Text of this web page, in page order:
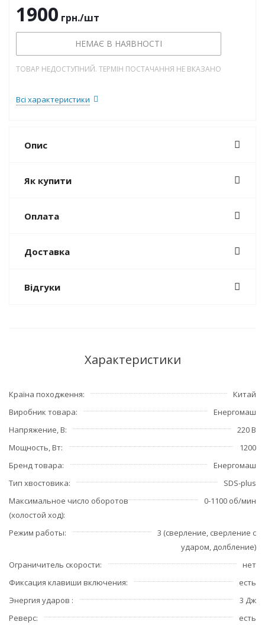
1900 грн./шт
НЕМАЄ В НАЯВНОСТІ
ТОВАР НЕДОСТУПНИЙ. ТЕРМІН ПОСТАЧАННЯ НЕ ВКАЗАНО
Всі характеристики
Опис
Як купити
Оплата
Доставка
Відгуки
Характеристики
Країна походження
Китай
Виробник товара
Енергомаш
Напряжение, В
220 В
Мощность, Вт
1200
Бренд товара
Енергомаш
Тип хвостовика
SDS-plus
Максимальное число оборотов
(холостой ход)
0-1100 об/мин
Режим работы
3 (сверление, сверление с
ударом, долбление)
Ограничитель скорости
нет
Фиксация клавиши включения
есть
Энергия ударов
3 Дж
Реверс
есть